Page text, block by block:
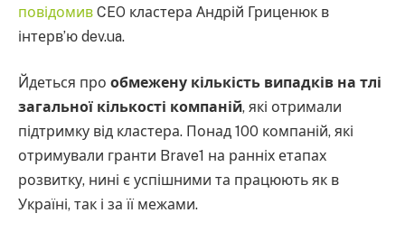
повідомив CEO кластера Андрій Гриценюк в
інтерв’ю dev.ua.
Йдеться про обмежену кількість випадків на тлі
загальної кількості компаній, які отримали
підтримку від кластера. Понад 100 компаній, які
отримували гранти Brave1 на ранніх етапах
розвитку, нині є успішними та працюють як в
Україні, так і за її межами.